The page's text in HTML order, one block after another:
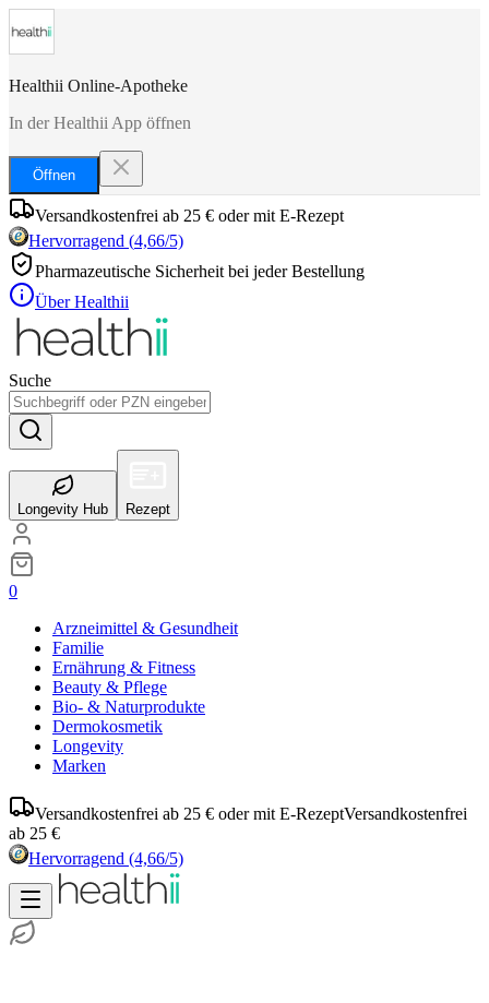
Healthii Online-Apotheke
In der Healthii App öffnen
Öffnen
Versandkostenfrei ab 25 € oder mit E-Rezept
Hervorragend (4,66/5)
Pharmazeutische Sicherheit bei jeder Bestellung
Über Healthii
Suche
Longevity Hub Rezept
0
Arzneimittel & Gesundheit
Familie
Ernährung & Fitness
Beauty & Pflege
Bio- & Naturprodukte
Dermokosmetik
Longevity
Marken
Versandkostenfrei ab 25 € oder mit E-RezeptVersandkostenfrei
ab 25 €
Hervorragend (4,66/5)